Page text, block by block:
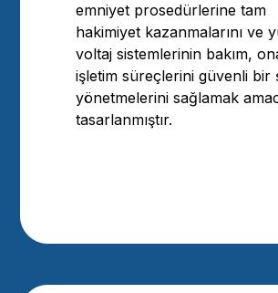
emniyet prosedürlerine tam
hakimiyet kazanmalarını ve
voltaj sistemlerinin bakım,
işletim süreçlerini güvenli bir
yönetmelerini sağlamak
tasarlanmıştır.